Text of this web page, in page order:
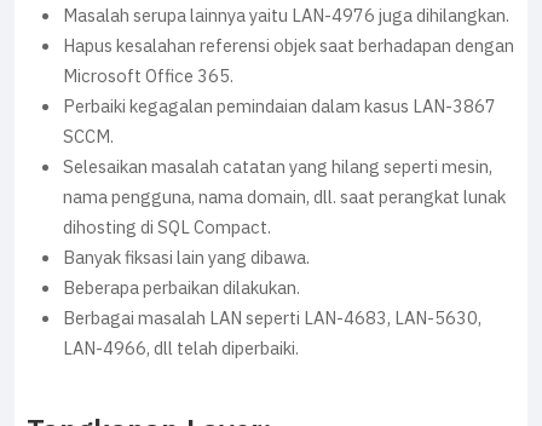
Masalah serupa lainnya yaitu LAN-4976 juga dihilangkan.
Hapus kesalahan referensi objek saat berhadapan dengan
Microsoft Office 365.
Perbaiki kegagalan pemindaian dalam kasus LAN-3867
SCCM.
Selesaikan masalah catatan yang hilang seperti mesin,
nama pengguna, nama domain, dll. saat perangkat lunak
dihosting di SQL Compact.
Banyak fiksasi lain yang dibawa.
Beberapa perbaikan dilakukan.
Berbagai masalah LAN seperti LAN-4683, LAN-5630,
LAN-4966, dll telah diperbaiki.